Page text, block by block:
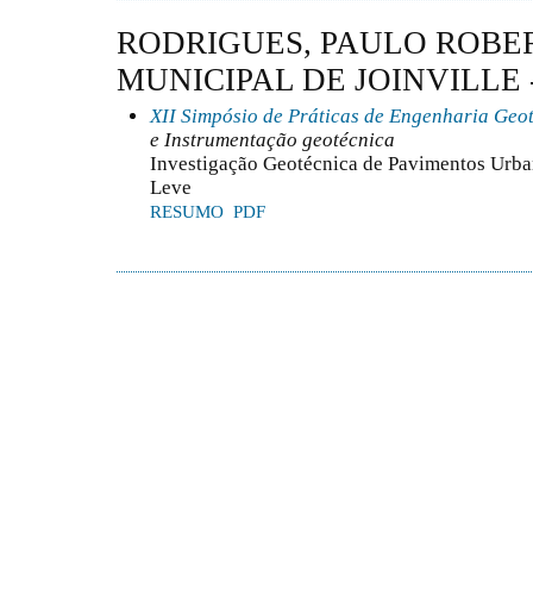
RODRIGUES, PAULO
MUNICIPAL DE JOINVILLE
XII Simpósio de Práticas de Engenharia
e Instrumentação geotécnica
Investigação Geotécnica de Pavimentos
Leve
RESUMO PDF